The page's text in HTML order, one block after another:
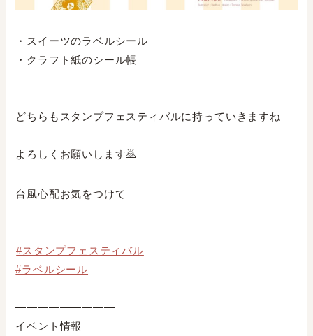
・スイーツのラベルシール⁣
・クラフト紙のシール帳⁣
どちらもスタンプフェスティバルに持っていきますね⁣
よろしくお願いします🙇⁣
台風心配お気をつけて
#スタンプフェスティバル
#ラベルシール
—————————⁣
イベント情報⁣